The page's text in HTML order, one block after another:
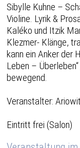
Sibylle Kuhne –
Violine. Lyrik &
Kaléko und Itzik
Klezmer- Klänge,
kann ein Anker der
Leben –
bewegend.
Veranstalter:
Eintritt frei (Salon)